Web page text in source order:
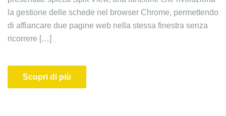
la gestione delle schede nel browser Chrome, permettendo
di affiancare due pagine web nella stessa finestra senza
ricorrere […]
Scopri di più